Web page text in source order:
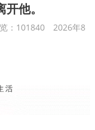
他。
：101840
2026年8